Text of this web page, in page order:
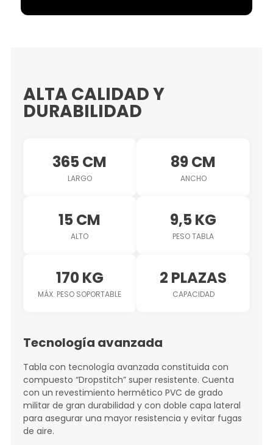
ALTA CALIDAD Y
DURABILIDAD
365 CM
LARGO
89 CM
ANCHO
15 CM
ALTO
9,5 KG
PESO TABLA
170 KG
MÁX. PESO SOPORTABLE
2 PLAZAS
CAPACIDAD
Tecnología avanzada
Tabla con tecnología avanzada constituida con
compuesto “Dropstitch” super resistente. Cuenta
con un revestimiento hermético PVC de grado
militar de gran durabilidad y con doble capa lateral
para asegurar una mayor resistencia y evitar fugas
de aire.